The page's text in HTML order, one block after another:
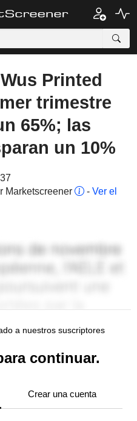
Printed
trimestre
65%; las
un 10%
Marketscreener
- Ver el
a nuestros suscriptores
continuar.
Crear una cuenta